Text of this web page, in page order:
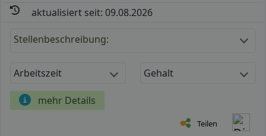
aktualisiert seit: 09.08.2026
Stellenbeschreibung:
Arbeitszeit Gehalt
mehr Details
Teilen